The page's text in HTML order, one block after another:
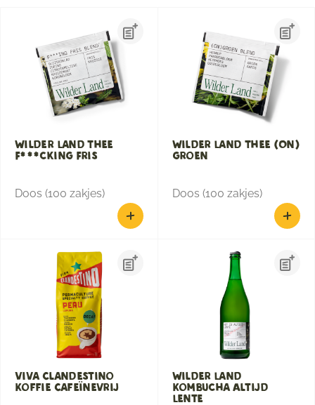
Wilder Land Thee
F***cking Fris
Doos (100 zakjes)
Wilder Land Thee (On)
groen
Doos (100 zakjes)
Viva Clandestino
Koffie Cafeïnevrij
Wilder Land
Kombucha Altijd
Lente